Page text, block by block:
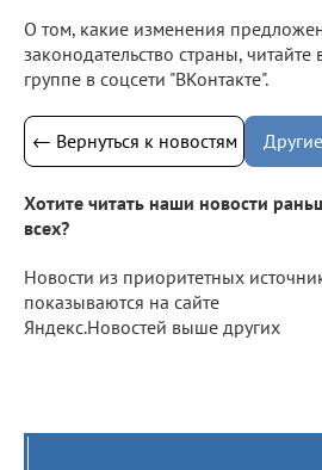
О том, какие изменения
законодательство страны, читайте
группе в соцсети "ВКонтакте".
← Вернуться к новостям
Хотите читать наши новости
всех?
Новости из приоритетных
показываются на сайте
Яндекс.Новостей выше других